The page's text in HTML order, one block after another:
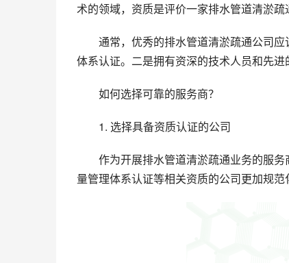
术的领域，资质是评价一家排水管道清淤疏
通常，优秀的排水管道清淤疏通公司
体系认证。二是拥有资深的技术人员和先
如何选择可靠的服务商？
1. 选择具备资质认证的公司
作为开展排水管道清淤疏通业务的服
量管理体系认证等相关资质的公司更加规